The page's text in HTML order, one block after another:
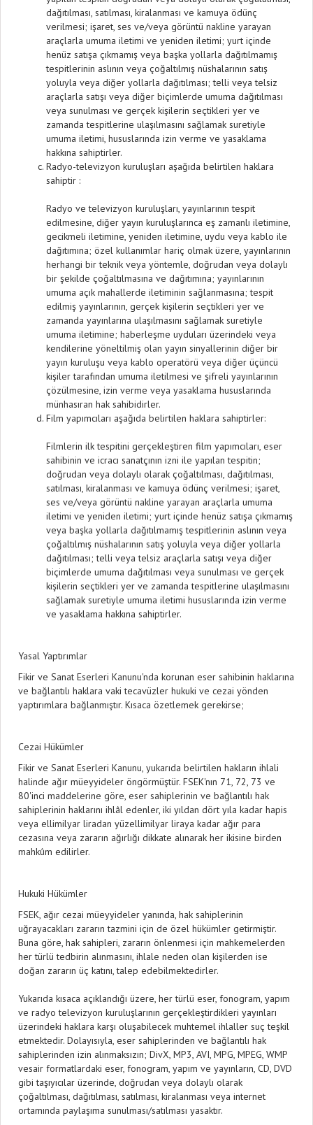
dağıtılması, satılması, kiralanması ve kamuya ödünç
verilmesi; işaret, ses ve/veya görüntü nakline yarayan
araçlarla umuma iletimi ve yeniden iletimi; yurt içinde
henüz satışa çıkmamış veya başka yollarla dağıtılmamış
tespitlerinin aslının veya çoğaltılmış nüshalarının satış
yoluyla veya diğer yollarla dağıtılması; telli veya telsiz
araçlarla satışı veya diğer biçimlerde umuma dağıtılması
veya sunulması ve gerçek kişilerin seçtikleri yer ve
zamanda tespitlerine ulaşılmasını sağlamak suretiyle
umuma iletimi, hususlarında izin verme ve yasaklama
hakkına sahiptirler.
Radyo-televizyon kuruluşları aşağıda belirtilen haklara
sahiptir :
Radyo ve televizyon kuruluşları, yayınlarının tespit
edilmesine, diğer yayın kuruluşlarınca eş zamanlı iletimine,
gecikmeli iletimine, yeniden iletimine, uydu veya kablo ile
dağıtımına; özel kullanımlar hariç olmak üzere, yayınlarının
herhangi bir teknik veya yöntemle, doğrudan veya dolaylı
bir şekilde çoğaltılmasına ve dağıtımına; yayınlarının
umuma açık mahallerde iletiminin sağlanmasına; tespit
edilmiş yayınlarının, gerçek kişilerin seçtikleri yer ve
zamanda yayınlarına ulaşılmasını sağlamak suretiyle
umuma iletimine; haberleşme uyduları üzerindeki veya
kendilerine yöneltilmiş olan yayın sinyallerinin diğer bir
yayın kuruluşu veya kablo operatörü veya diğer üçüncü
kişiler tarafından umuma iletilmesi ve şifreli yayınlarının
çözülmesine, izin verme veya yasaklama hususlarında
münhasıran hak sahibidirler.
Film yapımcıları aşağıda belirtilen haklara sahiptirler:
Filmlerin ilk tespitini gerçekleştiren film yapımcıları, eser
sahibinin ve icracı sanatçının izni ile yapılan tespitin;
doğrudan veya dolaylı olarak çoğaltılması, dağıtılması,
satılması, kiralanması ve kamuya ödünç verilmesi; işaret,
ses ve/veya görüntü nakline yarayan araçlarla umuma
iletimi ve yeniden iletimi; yurt içinde henüz satışa çıkmamış
veya başka yollarla dağıtılmamış tespitlerinin aslının veya
çoğaltılmış nüshalarının satış yoluyla veya diğer yollarla
dağıtılması; telli veya telsiz araçlarla satışı veya diğer
biçimlerde umuma dağıtılması veya sunulması ve gerçek
kişilerin seçtikleri yer ve zamanda tespitlerine ulaşılmasını
sağlamak suretiyle umuma iletimi hususlarında izin verme
ve yasaklama hakkına sahiptirler.
Yasal Yaptırımlar
Fikir ve Sanat Eserleri Kanunu'nda korunan eser sahibinin haklarına
ve bağlantılı haklara vaki tecavüzler hukuki ve cezai yönden
yaptırımlara bağlanmıştır. Kısaca özetlemek gerekirse;
Cezai Hükümler
Fikir ve Sanat Eserleri Kanunu, yukarıda belirtilen hakların ihlali
halinde ağır müeyyideler öngörmüştür. FSEK'nın 71, 72, 73 ve
80'inci maddelerine göre, eser sahiplerinin ve bağlantılı hak
sahiplerinin haklarını ihlâl edenler, iki yıldan dört yıla kadar hapis
veya ellimilyar liradan yüzellimilyar liraya kadar ağır para
cezasına veya zararın ağırlığı dikkate alınarak her ikisine birden
mahkûm edilirler.
Hukuki Hükümler
FSEK, ağır cezai müeyyideler yanında, hak sahiplerinin
uğrayacakları zararın tazmini için de özel hükümler getirmiştir.
Buna göre, hak sahipleri, zararın önlenmesi için mahkemelerden
her türlü tedbirin alınmasını, ihlale neden olan kişilerden ise
doğan zararın üç katını, talep edebilmektedirler.
Yukarıda kısaca açıklandığı üzere, her türlü eser, fonogram, yapım
ve radyo televizyon kuruluşlarının gerçekleştirdikleri yayınları
üzerindeki haklara karşı oluşabilecek muhtemel ihlaller suç teşkil
etmektedir. Dolayısıyla, eser sahiplerinden ve bağlantılı hak
sahiplerinden izin alınmaksızın; DivX, MP3, AVI, MPG, MPEG, WMP
vesair formatlardaki eser, fonogram, yapım ve yayınların, CD, DVD
gibi taşıyıcılar üzerinde, doğrudan veya dolaylı olarak
çoğaltılması, dağıtılması, satılması, kiralanması veya internet
ortamında paylaşıma sunulması/satılması yasaktır.